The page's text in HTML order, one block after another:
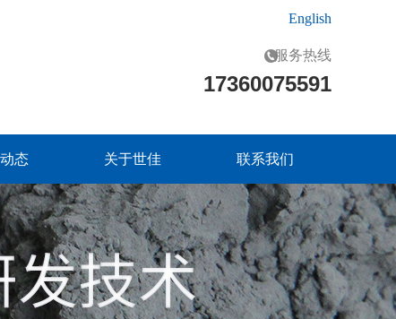
English
服务热线
17360075591
态 关于世佳 联系我们